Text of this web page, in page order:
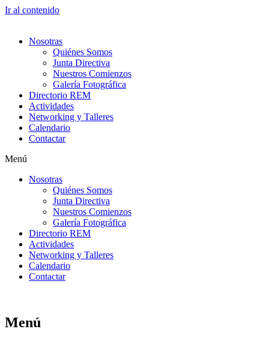
Ir al contenido
Nosotras
Quiénes Somos
Junta Directiva
Nuestros Comienzos
Galería Fotográfica
Directorio REM
Actividades
Networking y Talleres
Calendario
Contactar
Menú
Nosotras
Quiénes Somos
Junta Directiva
Nuestros Comienzos
Galería Fotográfica
Directorio REM
Actividades
Networking y Talleres
Calendario
Contactar
Menú